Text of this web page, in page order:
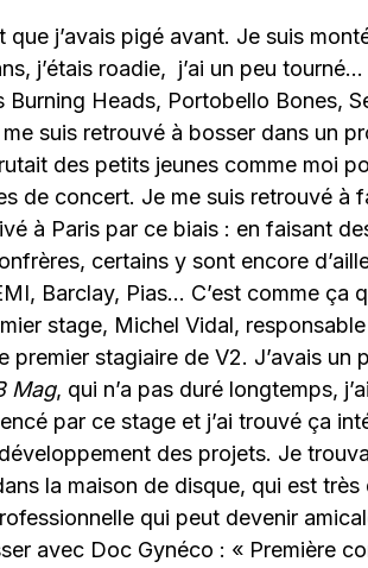
que j’avais pigé avant. Je suis
j’étais roadie, j’ai un peu
Burning Heads, Portobello Bones,
suis retrouvé à bosser dans un
des petits jeunes comme moi
de concert. Je me suis retrouvé à
à Paris par ce biais : en faisant
certains y sont encore
Barclay, Pias… C’est comme ça
stage, Michel Vidal,
premier stagiaire de V2. J’avais un
Mag, qui n’a pas duré longtemps,
par ce stage et j’ai trouvé ça
des projets. Je
la maison de disque, qui est
qui peut devenir
avec Doc Gynéco : « Première